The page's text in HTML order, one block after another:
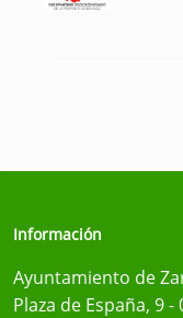
Información
Ayuntamiento de
Plaza de España, 9